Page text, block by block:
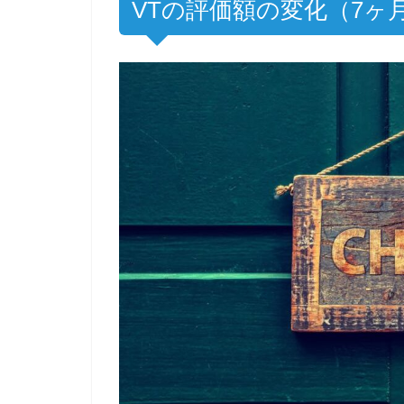
VTの評価額の変化（7ヶ